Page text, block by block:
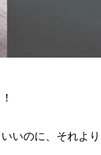
いのに、それより